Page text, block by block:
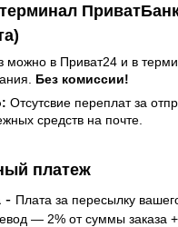
можно в Приват24 и в
Без комиссии!
Отсутсвие переплат за
средств на почте.
платеж
- Плата за пересылку
— 2% от суммы заказа +